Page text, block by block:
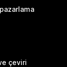
çeviri